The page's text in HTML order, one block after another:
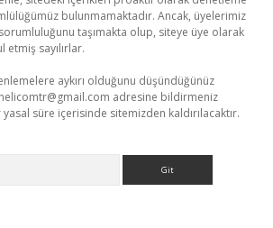
bulunmamaktadır. Ancak, üyelerimiz
taşımakta olup, siteye üye olarak
sayılırlar.
aykırı olduğunu düşündüğünüz
adresine bildirmeniz
süre içerisinde sitemizden kaldırılacaktır.